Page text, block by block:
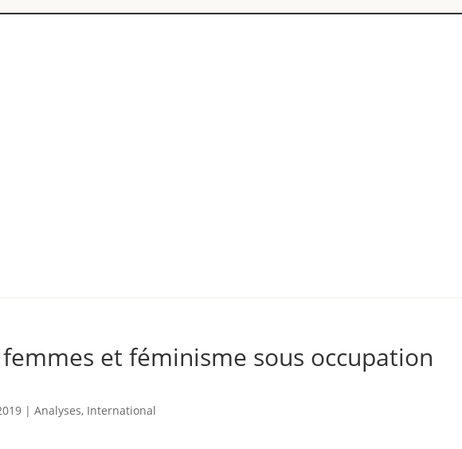
femmes et féminisme sous occupation
|Analyses, International